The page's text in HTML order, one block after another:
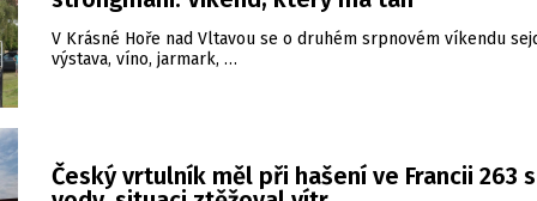
V Krásné Hoře nad Vltavou se o druhém srpnovém víkendu
výstava, víno, jarmark, …
Český vrtulník měl při hašení ve Francii 263